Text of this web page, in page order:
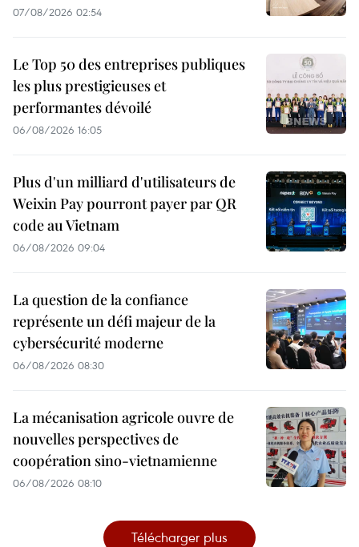
07/08/2026 02:54
Le Top 50 des entreprises publiques
les plus prestigieuses et
performantes dévoilé
06/08/2026 16:05
Plus d'un milliard d'utilisateurs de
Weixin Pay pourront payer par QR
code au Vietnam
06/08/2026 09:04
La question de la confiance
représente un défi majeur de la
cybersécurité moderne
06/08/2026 08:30
La mécanisation agricole ouvre de
nouvelles perspectives de
coopération sino-vietnamienne
06/08/2026 08:10
Télécharger plus